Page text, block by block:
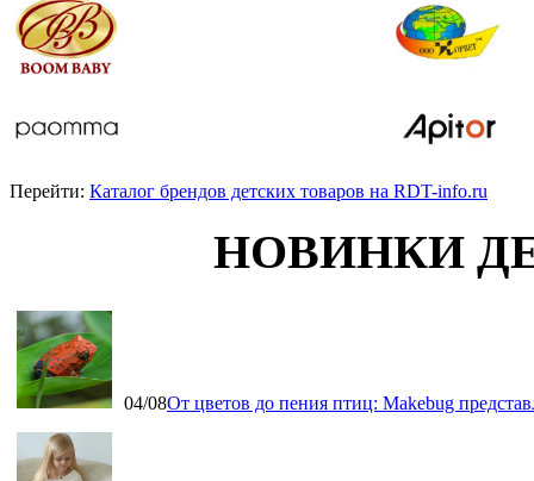
Перейти: Каталог брендов детских товаров на RDT-info.ru
НОВИНКИ
04/08От цветов до пения птиц: Makebug